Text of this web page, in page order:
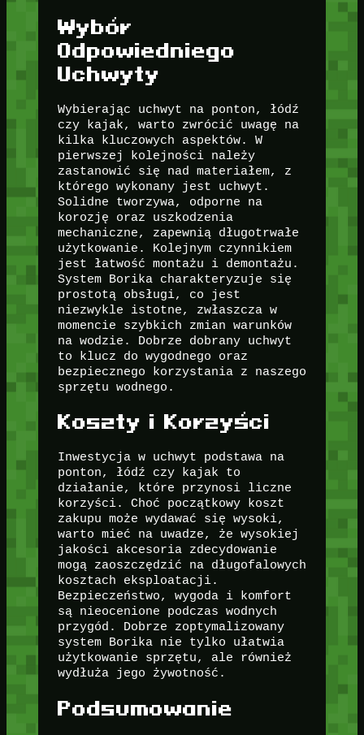
Wybór
Odpowiedniego
Uchwyty
Wybierając uchwyt na ponton, łódź
czy kajak, warto zwrócić uwagę na
kilka kluczowych aspektów. W
pierwszej kolejności należy
zastanowić się nad materiałem, z
którego wykonany jest uchwyt.
Solidne tworzywa, odporne na
korozję oraz uszkodzenia
mechaniczne, zapewnią długotrwałe
użytkowanie. Kolejnym czynnikiem
jest łatwość montażu i demontażu.
System Borika charakteryzuje się
prostotą obsługi, co jest
niezwykle istotne, zwłaszcza w
momencie szybkich zmian warunków
na wodzie. Dobrze dobrany uchwyt
to klucz do wygodnego oraz
bezpiecznego korzystania z naszego
sprzętu wodnego.
Koszty i Korzyści
Inwestycja w uchwyt podstawa na
ponton, łódź czy kajak to
działanie, które przynosi liczne
korzyści. Choć początkowy koszt
zakupu może wydawać się wysoki,
warto mieć na uwadze, że wysokiej
jakości akcesoria zdecydowanie
mogą zaoszczędzić na długofalowych
kosztach eksploatacji.
Bezpieczeństwo, wygoda i komfort
są nieocenione podczas wodnych
przygód. Dobrze zoptymalizowany
system Borika nie tylko ułatwia
użytkowanie sprzętu, ale również
wydłuża jego żywotność.
Podsumowanie